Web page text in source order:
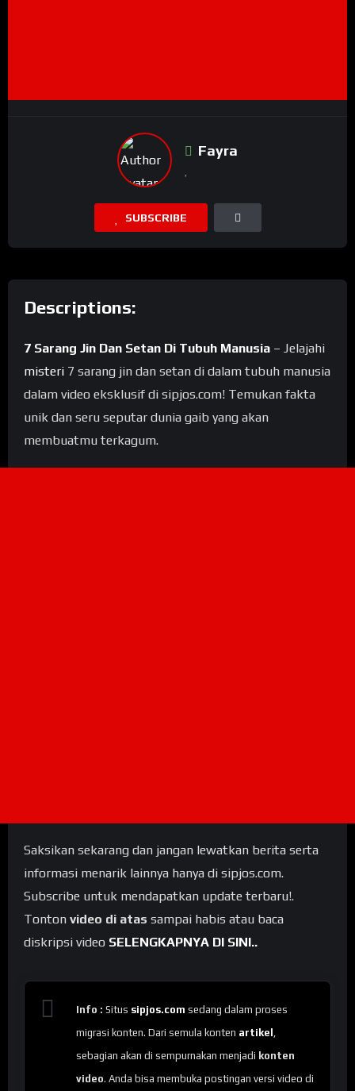
Fayra
SUBSCRIBE
Descriptions:
7 Sarang Jin Dan Setan Di Tubuh Manusia – Jelajahi
misteri 7 sarang jin dan setan di dalam tubuh manusia
dalam video eksklusif di sipjos.com! Temukan fakta
unik dan seru seputar dunia gaib yang akan
membuatmu terkagum.
Saksikan sekarang dan jangan lewatkan berita serta
informasi menarik lainnya hanya di sipjos.com.
Subscribe untuk mendapatkan update terbaru!.
Tonton video di atas sampai habis atau baca
diskripsi video SELENGKAPNYA DI SINI..
Info : Situs sipjos.com sedang dalam proses
migrasi konten. Dari semula konten artikel ,
sebagian akan di sempurnakan menjadi konten
video. Anda bisa membuka postingan versi video di